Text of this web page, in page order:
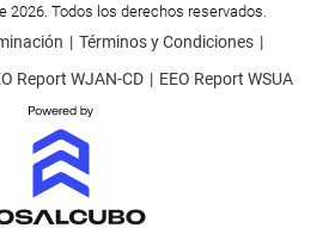
2026. Todos los derechos reservados.
Términos y Condiciones
Report WJAN-CD EEO Report WSUA